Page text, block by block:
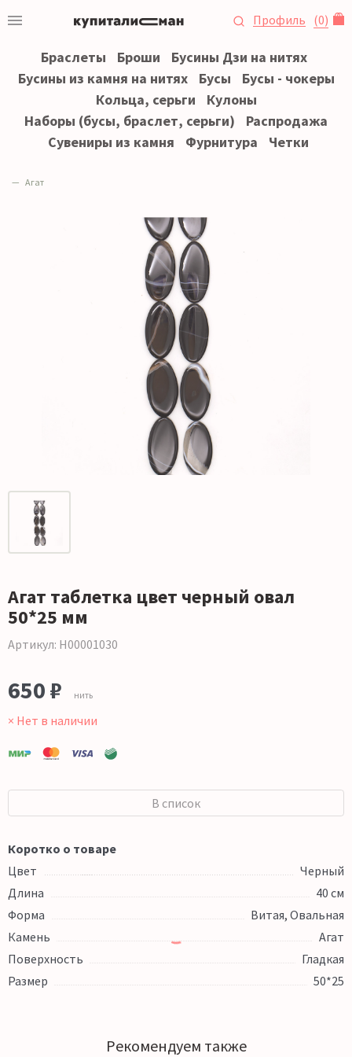
Профиль (0)
Браслеты Броши
Бусины Дзи на нитях
Бусины из камня на нитях
Бусы
Бусы - чокеры
Кольца, серьги
Кулоны
Наборы (бусы, браслет, серьги)
Распродажа
Сувениры из камня
Фурнитура Четки
Агат
Агат таблетка цвет черный овал
50*25 мм
Артикул: Н00001030
650 ₽ нить
× Нет в наличии
В список
Коротко о товаре
Цвет
Черный
Длина
40 см
Форма
Витая, Овальная
Камень
Агат
Поверхность
Гладкая
Размер
50*25
Рекомендуем также